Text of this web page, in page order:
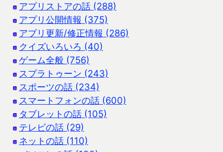
アプリストアの話 (288)
アプリ公開情報 (375)
アプリ更新/修正情報 (286)
クイズいろいろ (40)
ゲーム全般 (756)
スプラトゥーン (243)
スポーツの話 (234)
スマートフォンの話 (600)
タブレットの話 (105)
テレビの話 (29)
ネットの話 (110)